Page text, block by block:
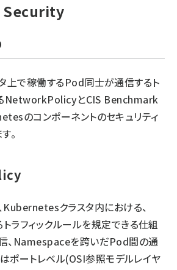
Security
上で稼働するPod同士が通信するト
るNetworkPolicyとCIS Benchmark
のコンポーネントのセキュリティ
。
クラスタ内における、
ラフィックルールを規定できる仕組
、Namespaceを跨いだPod間の通
ポートレベル(OSI参照モデルレイヤ